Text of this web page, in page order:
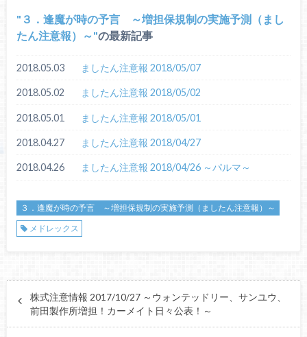
３．逢魔が時の予言 ～増担保規制の実施予測（まし
たん注意報）～ の最新記事
2018.05.03 ましたん注意報 2018/05/07
2018.05.02 ましたん注意報 2018/05/02
2018.05.01 ましたん注意報 2018/05/01
2018.04.27 ましたん注意報 2018/04/27
2018.04.26 ましたん注意報 2018/04/26 ～パルマ～
３．逢魔が時の予言 ～増担保規制の実施予測（ましたん注意報）～
メドレックス
株式注意情報 2017/10/27 ～ウォンテッドリー、サンユウ、
前田製作所増担！カーメイト日々公表！～